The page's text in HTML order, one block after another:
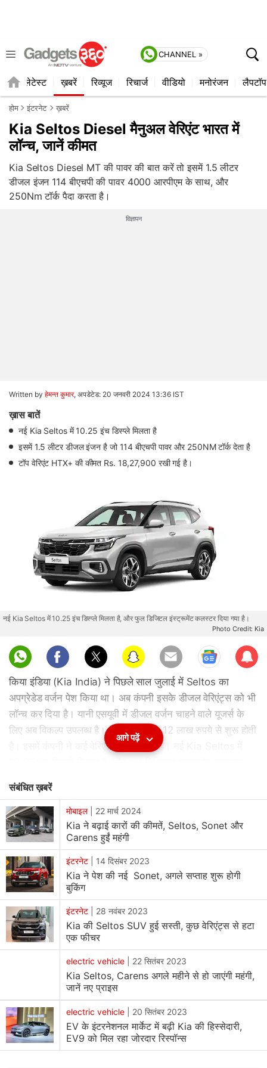
CHANNEL »
लेटेस्ट ख़बरें रिव्यूज रिचार्ज वीडियो मनोरंजन लैपटॉप
होम इंटरनेट ख़बरें
Kia Seltos Diesel मैनुअल वेरिएंट भारत में
लॉन्च, जानें कीमत
Kia Seltos Diesel MT की पावर की बात करें तो इसमें 1.5 लीटर
डीजल इंजन 114 बीएचपी की पावर 4000 आरपीएम के साथ, और
250Nm टॉर्क पैदा करता है।
विज्ञापन
Written by हेमन्त कुमार, अपडेटेड: 20 जनवरी 2024 13:36 IST
ख़ास बातें
नई Kia Seltos में 10.25 इंच डिस्प्ले मिलता है
इसमें 1.5 लीटर डीजल इंजन है जो 114 बीएचपी पावर और 250NM टॉर्क देता है
टॉप वेरिएंट HTX+ की कीमत Rs. 18,27,900 रखी गई है।
नई Kia Seltos में 10.25 इंच डिस्प्ले मिलता है, और फुल डिजिटल इंस्ट्रूमेंट कलस्टर दिया गया है।
Photo Credit: Kia
Sub
scri
किया इंडिया (Kia India) ने पिछले साल जुलाई में Seltos का
अपग्रेडेड वर्जन पेश किया था। अब कंपनी इसके डीजल वेरिएंट्स को भी
लॉन्च कर दिया है। यानी एसयूवी में डीजल वर्जन चाहने वाले यूजर्स के
लिए अब विकल्प उपलब्ध है। कार की कीमत 12 लाख रुपये से शुरू होती
है। इसमें कंपनी ने कई वेरिएट्ंस लॉन्च किए हैं। नई Kia Seltos में
और 250NM टॉर्क पैदा करता है। आइए जानते हैं इस एसयूवी के बारे में
अन्य डिटेल्स।
Kia Seltos Diesel MT Price in India
Kia Seltos
Diesel MT की भारत में कीमत 11,99,900 रुपये से
शुरू होती है जो कि इसका एक्स-शोरूम प्राइस है। HTE मॉडल की
कीमत Rs. 11,99,900 रुपये है। जबकि HTK को Rs.
13,59,900 में पेश किया गया है। इसके आगे HTK+ वेरिएंट Rs.
14,99,900 में आता है। जबकि HTX को Rs. 16,67,900 में
खरीदा जा सकता है। टॉप वेरिएंट HTX+ की कीमत Rs. 18,27,900
Kia Seltos Diesel MT Engine, Power, Features
Kia Seltos Diesel MT की पावर की बात करें तो इसमें 1.5 लीटर
डीजल इंजन 114 बीएचपी की पावर 4000 आरपीएम के साथ, और
250Nm टॉर्क पैदा करता है। यहां पर कस्टमर को कंपनी ने दो और
आगे पढ़ें
संबंधित ख़बरें
मोबाइल| 22 मार्च 2024
Kia ने बढ़ाई कारों की कीमतें, Seltos, Sonet और
Carens हुईं महंगी
इंटरनेट 14 दिसंबर 2023
Kia ने पेश की नई Sonet, अगले सप्ताह शुरू होगी
बुकिंग
इंटरनेट 28 नवंबर 2023
Kia की Seltos SUV हुई सस्ती, कुछ वेरिएंट्स से हटा
एक फीचर
electric vehicle 22 सितंबर 2023
Kia Seltos, Carens अगले महीने से हो जाएंगी महंगी,
जानें नए प्राइस
electric vehicle 20 सितंबर 2023
EV के इंटरनेशनल मार्केट में बढ़ी Kia की हिस्सेदारी,
EV9 को मिल रहा जोरदार रिस्पॉन्स